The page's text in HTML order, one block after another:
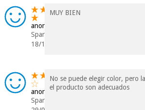
anonym
Spanien
18/10/2018
MUY BIEN
anonym
Spanien
No se puede elegir color, pero
el producto son adecuados